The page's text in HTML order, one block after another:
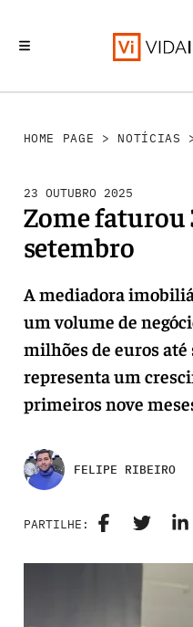
HOME PAGE > NOTÍCIAS
23 OUTUBRO 2025
Zome faturou
setembro
A mediadora
um volume de
milhões de euros até
representa um
primeiros nove
FELIPE RIBEIRO
PARTILHE: